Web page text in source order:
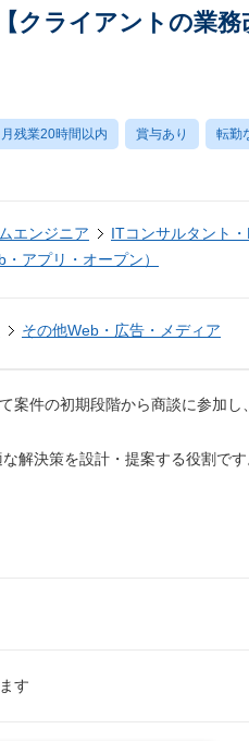
クライアントの業
月残業20時間以内 賞与あり 転勤
エンジニア
ITコンサルタント
アプリ・オープン）
その他Web・広告・メディア
案件の初期段階から商談に参加
解決策を設計・提案する役割で
す